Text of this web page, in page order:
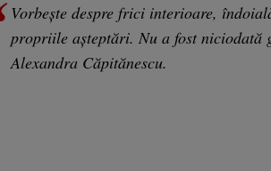
Vorbeşte despre frici interioare,
propriile aşteptări. Nu a fost niciodată
Alexandra Căpitănescu.